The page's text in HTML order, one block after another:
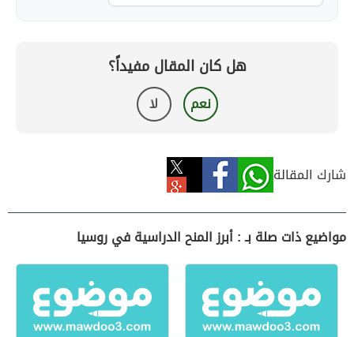
هل كان المقال مفيداً؟
نعم لا
شارك المقالة
مواضيع ذات صلة بـ : أبرز المنح الدراسية في روسيا